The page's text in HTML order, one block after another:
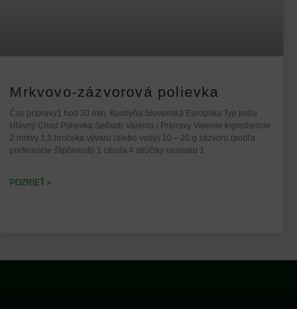
Mrkvovo-zázvorová polievka
Čas prípravy1 hod 30 min. Kuchyňa Slovenská Európska Typ jedla
Hlavný Chod Polievka Spôsob Varenia / Prípravy Varenie Ingrediencie
2 mrkvy 1,5 hrnčeka vývaru (alebo vody) 10 – 20 g zázvoru (podľa
preferencie štipľavosti) 1 cibuľa 4 strúčiky cesnaku 1
POZRIEŤ »